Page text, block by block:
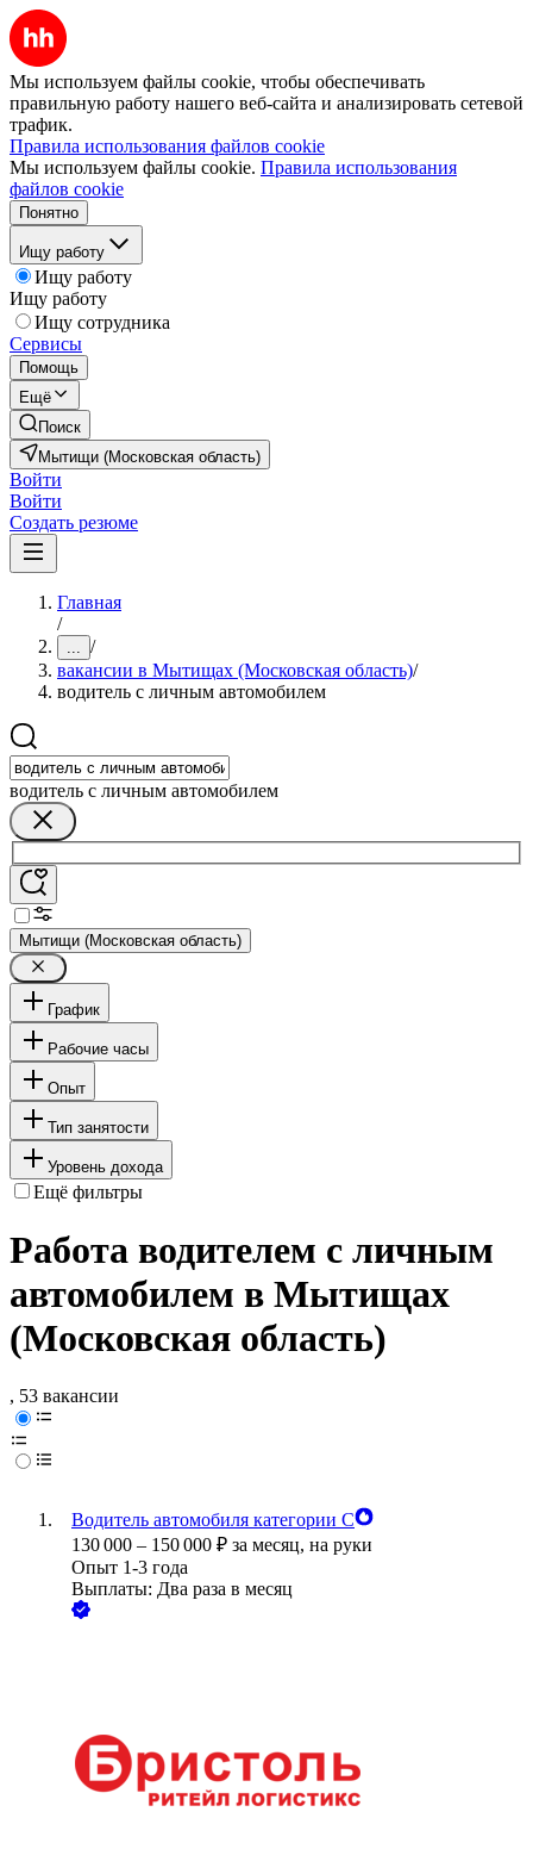
Мы используем файлы cookie, чтобы обеспечивать
правильную работу нашего веб-сайта и анализировать сетевой
трафик.
Правила использования файлов cookie
Мы используем файлы cookie. Правила использования
файлов cookie
Понятно
Ищу работу
Ищу работу
Ищу работу
Ищу сотрудника
Сервисы
Помощь
Ещё
Поиск
Мытищи (Московская область)
Войти
Войти
Создать резюме
Главная
/
... /
вакансии в Мытищах (Московская область)/
водитель с личным автомобилем
водитель с личным автомобилем
Мытищи (Московская область)
График
Рабочие часы
Опыт
Тип занятости
Уровень дохода
Ещё фильтры
Работа водителем с личным
автомобилем в Мытищах
(Московская область)
, 53 вакансии
Водитель автомобиля категории С
130 000 – 150 000 ₽ за месяц, на руки
Опыт 1-3 года
Выплаты: Два раза в месяц